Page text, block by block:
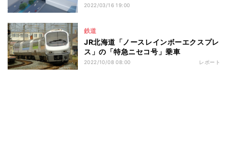
2022/03/16 19:00
鉄道
JR北海道「ノースレインボーエクスプレ
ス」の「特急ニセコ号」乗車
2022/10/08 08:00 レポート